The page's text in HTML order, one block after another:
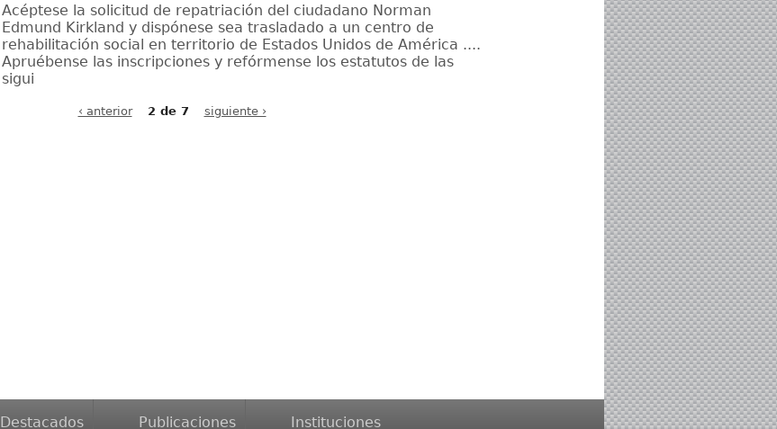
Acéptese la solicitud de repatriación del ciudadano Norman
Edmund Kirkland y dispónese sea trasladado a un centro de
rehabilitación social en territorio de Estados Unidos de América ....
Apruébense las inscripciones y refórmense los estatutos de las
sigui
‹ anterior 2 de 7 siguiente ›
Destacados Publicaciones Instituciones